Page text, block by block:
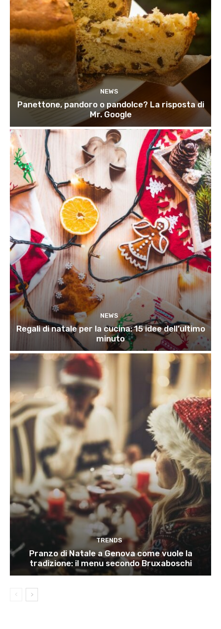
NEWS
Panettone, pandoro o pandolce? La risposta di
Mr. Google
NEWS
Regali di natale per la cucina: 15 idee dell’ultimo
minuto
TRENDS
Pranzo di Natale a Genova come vuole la
tradizione: il menu secondo Bruxaboschi